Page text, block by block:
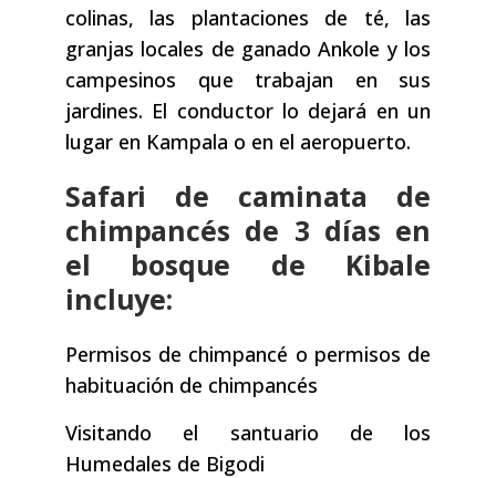
colinas, las plantaciones de té, las
granjas locales de ganado Ankole y los
campesinos que trabajan en sus
jardines. El conductor lo dejará en un
lugar en Kampala o en el aeropuerto.
Safari de caminata de
chimpancés de 3 días en
el bosque de Kibale
incluye:
Permisos de chimpancé o permisos de
habituación de chimpancés
Visitando el santuario de los
Humedales de Bigodi